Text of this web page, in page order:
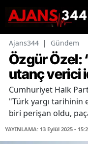
Ajans344 | Gündem
Özgür Özel:
utanç verici
Cumhuriyet Halk
"Türk yargı tarihinin
biri perişan oldu,
YAYINLAMA: 13 Eylül 2025 -